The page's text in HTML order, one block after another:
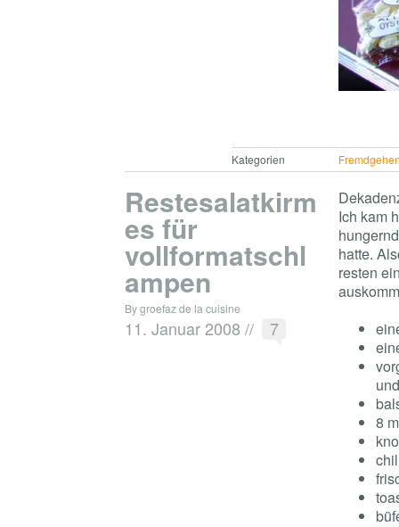
Kategorien
Restesalatkirm
es für
vollformatschl
ampen
By groefaz de la cuisine
11. Januar 2008 // 7
Ich kam
hatte.
resten
8